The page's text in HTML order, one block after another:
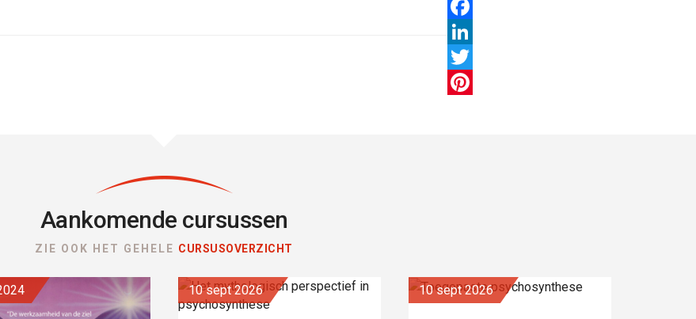
Facebook
LinkedIn
Twitter
Aankomende cursussen
ZIE OOK HET GEHELE CURSUSOVERZICHT
10 sept 2026 10 sept 2026